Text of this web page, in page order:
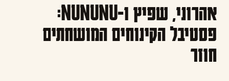
אהרוני, שפיץ ו-NUNUNU:
פסטיבל הקינוחים המושחתים
חוזר